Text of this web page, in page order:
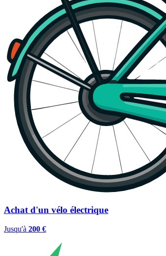
Achat d'un vélo électrique
Jusqu'à 200 €